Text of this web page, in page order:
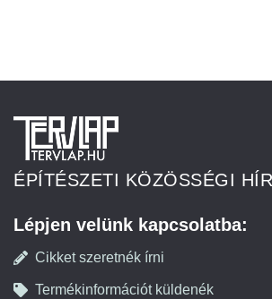
ÉPÍTÉSZETI KÖZÖSSÉGI
Lépjen velünk kapcsolatba:
Cikket szeretnék írni
Termékinformációt küldenék